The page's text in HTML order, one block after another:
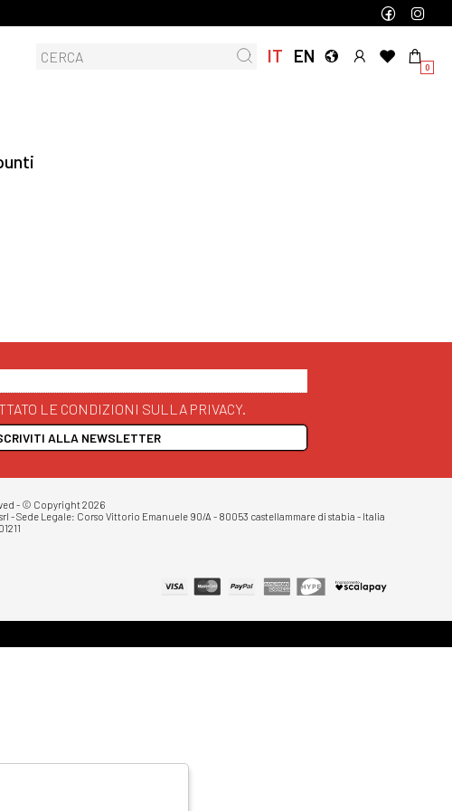
IT EN
0
LE CONDIZIONI SULLA PRIVACY.
ALLA NEWSLETTER
- © Copyright 2026
- Sede Legale: Corso Vittorio Emanuele 90/A - 80053 castellammare di stabia - Italia